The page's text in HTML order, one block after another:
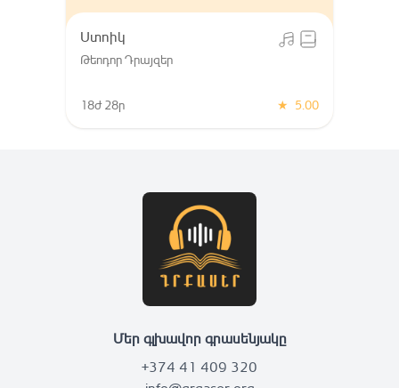
Ստոիկ
Թեոդոր Դրայզեր
18ժ 28ր ★ 5.00
Մեր գլխավոր գրասենյակը
+374 41 409 320